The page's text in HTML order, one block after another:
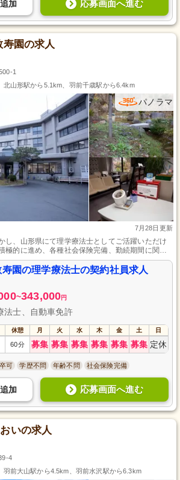
追加 応募画面へ進む
園の求人
1
北山形駅から5.1km、羽前千歳駅から6.4km
パノラマ
7月28日更新
し、山形県にて理学療法士としてご活躍いただけ
極的に進め、各種社会保険完備、勤続期間に関わ
、そして年2回の賞与が支給される安定した環境
りに合わせたサポートを行い、一緒に笑顔あふれ
求めています。
園の理学療法士の契約社員求人
~343,000円
法士、自動車免許
休憩 月 火 水 木 金 土 日
60分 募集 募集 募集 募集 募集 募集 定休
可 学歴不問 年齢不問 社会保険完備
追加 応募画面へ進む
いの求人
4
羽前大山駅から4.5km、羽前水沢駅から6.3km